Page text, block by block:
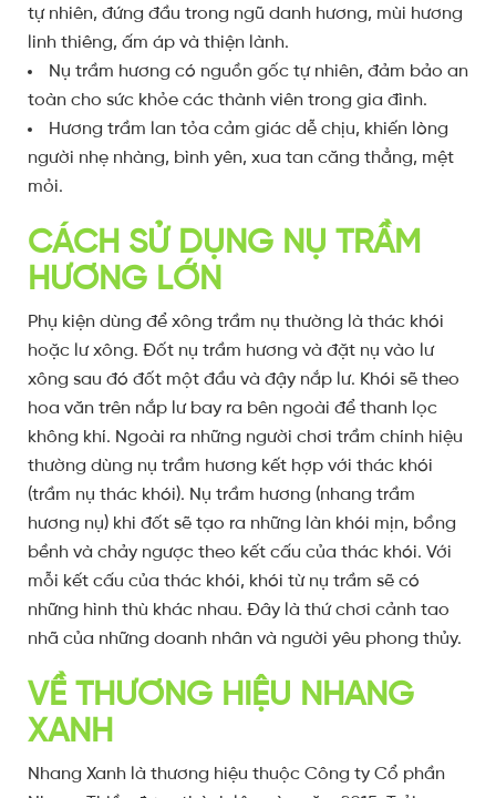
tự nhiên, đứng đầu trong ngũ danh hương, mùi hương
linh thiêng, ấm áp và thiện lành.
Nụ trầm hương có nguồn gốc tự nhiên, đảm bảo an
toàn cho sức khỏe các thành viên trong gia đình.
Hương trầm lan tỏa cảm giác dễ chịu, khiến lòng
người nhẹ nhàng, bình yên, xua tan căng thẳng, mệt
mỏi.
CÁCH SỬ DỤNG NỤ TRẦM
HƯƠNG LỚN
Phụ kiện dùng để xông trầm nụ thường là thác khói
hoặc lư xông. Đốt nụ trầm hương và đặt nụ vào lư
xông sau đó đốt một đầu và đậy nắp lư. Khói sẽ theo
hoa văn trên nắp lư bay ra bên ngoài để thanh lọc
không khí. Ngoài ra những người chơi trầm chính hiệu
thường dùng nụ trầm hương kết hợp với thác khói
(trầm nụ thác khói). Nụ trầm hương (nhang trầm
hương nụ) khi đốt sẽ tạo ra những làn khói mịn, bồng
bềnh và chảy ngược theo kết cấu của thác khói. Với
mỗi kết cấu của thác khói, khói từ nụ trầm sẽ có
những hình thù khác nhau. Đây là thứ chơi cảnh tao
nhã của những doanh nhân và người yêu phong thủy.
VỀ THƯƠNG HIỆU NHANG
XANH
Nhang Xanh là thương hiệu thuộc Công ty Cổ phần